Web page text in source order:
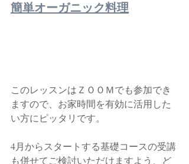
簡単オーガニック料理
このレッスンはＺＯＯＭでも参加でき
ますので、お家時間を有効に活用した
い方にピッタリです。
4月からスタートする基礎コースの受講
も併せてご検討いただけますよう、ど